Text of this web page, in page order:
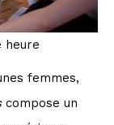
heure
femmes,
compose un